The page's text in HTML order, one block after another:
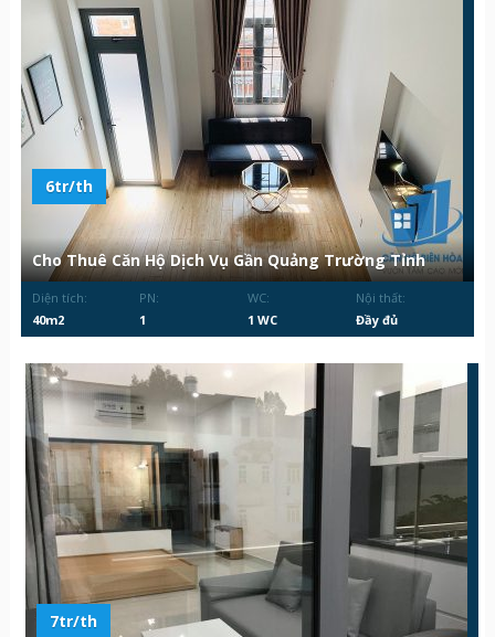
6tr/th
Cho Thuê Căn Hộ Dịch Vụ Gần Quảng Trường Tỉnh
Diện tích:
40m2
PN:
1
WC:
1 WC
Nội thất:
Đầy đủ
7tr/th